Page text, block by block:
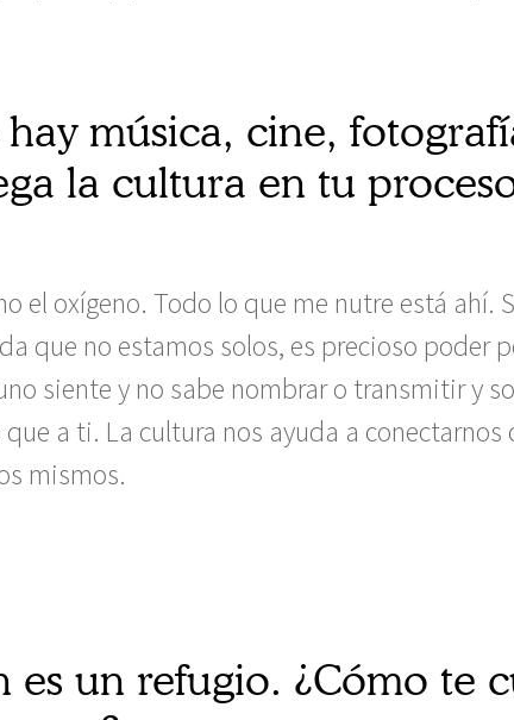
música, cine,
la cultura en tu
el oxígeno. Todo lo que me nutre está ahí.
que no estamos solos, es precioso poder
siente y no sabe nombrar o transmitir y
a ti. La cultura nos ayuda a conectarnos
mismos.
es un refugio. ¿Cómo te